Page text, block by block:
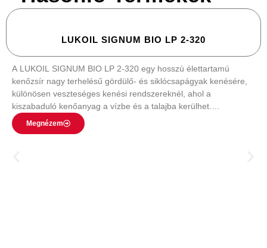
LUKOIL SIGNUM BIO LP 2-320
A LUKOIL SIGNUM BIO LP 2-320 egy hosszú élettartamú
kenőzsír nagy terhelésű gördülő- és siklócsapágyak kenésére,
különösen veszteséges kenési rendszereknél, ahol a
kiszabaduló kenőanyag a vízbe és a talajba kerülhet.
Használható haszongépjárművek és vasúti járművek, építőipari
és mezőgazdasági gépek központi kenőrendszereiben, a
Megnézem